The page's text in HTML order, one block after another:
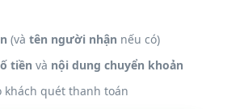
(và tên người nhận nếu có)
tiền và nội dung chuyển khoản
khách quét thanh toán